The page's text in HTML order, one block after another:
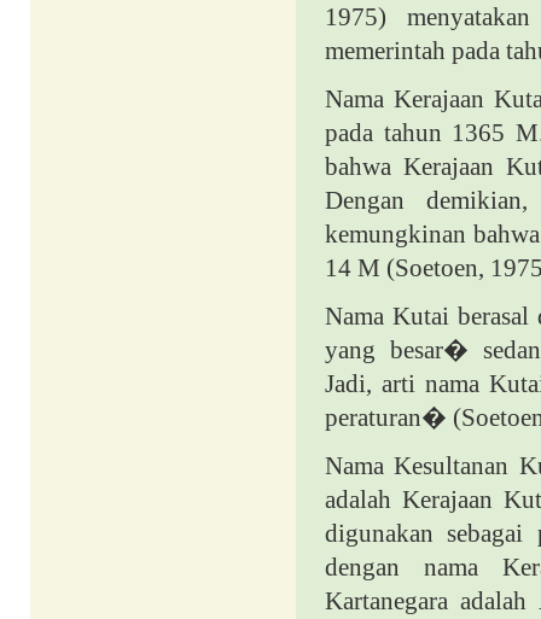
1975)
memerintah pada
Nama Kerajaan
pada tahun 1365
bahwa Kerajaan
Dengan
kemungkinan
14 M (Soetoen,
Nama Kutai
yang besar�
Jadi, arti nama
peraturan�
Nama Kesultanan
adalah Kerajaan
digunakan
dengan nama
Kartanegara